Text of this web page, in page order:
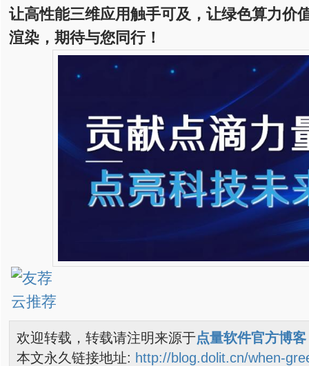
让高性能三维应用触手可及，让绿色算力价
渲染，期待与您同行！
欢迎转载，转载请注明来源于点量软件官方博客
本文永久链接地址: http://blog.dolit.cn/when-